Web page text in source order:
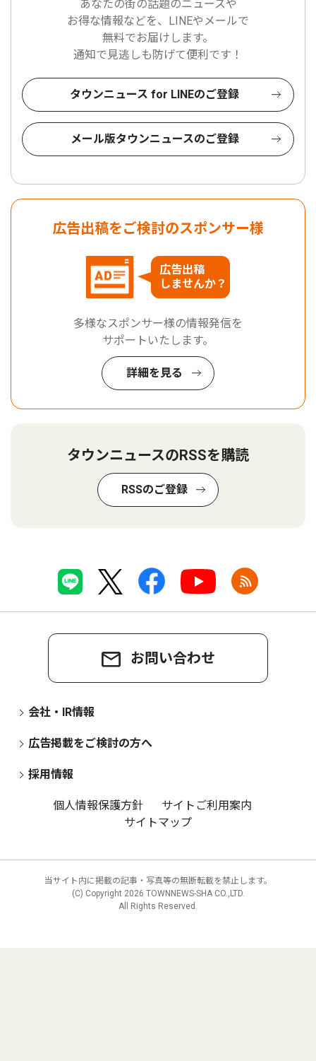
あなたの街の話題のニュースや
お得な情報などを、LINEやメールで
無料でお届けします。
通知で見逃しも防げて便利です！
タウンニュース for LINEのご登録
メール版タウンニュースのご登録
広告出稿をご検討のスポンサー様
広告出稿
しませんか？
多様なスポンサー様の情報発信を
サポートいたします。
詳細を見る
タウンニュースのRSSを購読
RSSのご登録
お問い合わせ
会社・IR情報
広告掲載をご検討の方へ
採用情報
個人情報保護方針
サイトご利用案内
サイトマップ
当サイト内に掲載の記事・写真等の無断転載を禁止します。
(C) Copyright 2026 TOWNNEWS-SHA CO.,LTD.
All Rights Reserved.